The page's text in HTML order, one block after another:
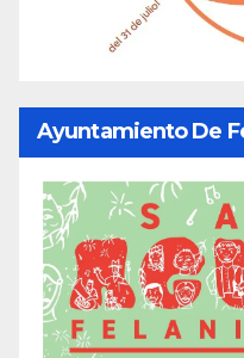
Ayuntamiento De